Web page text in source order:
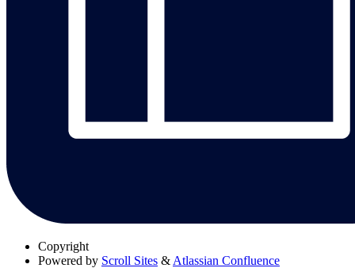
Copyright
Powered by Scroll Sites & Atlassian Confluence